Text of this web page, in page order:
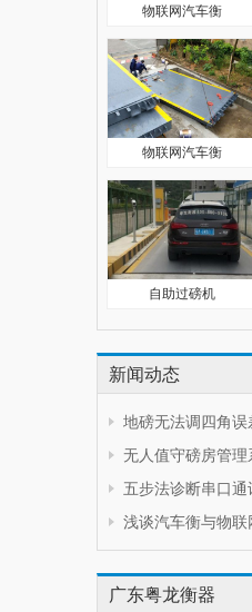
物联网汽车衡
物联网汽车衡
自助过磅机
新闻动态
地磅无法调四角误
无人值守磅房管
五步法诊断串口通
浅谈汽车衡与物联
广东粤龙衡器